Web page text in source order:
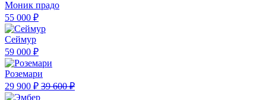
Моник прадо
55 000 ₽
Сеймур
59 000 ₽
Роземари
29 900 ₽ 39 600 ₽